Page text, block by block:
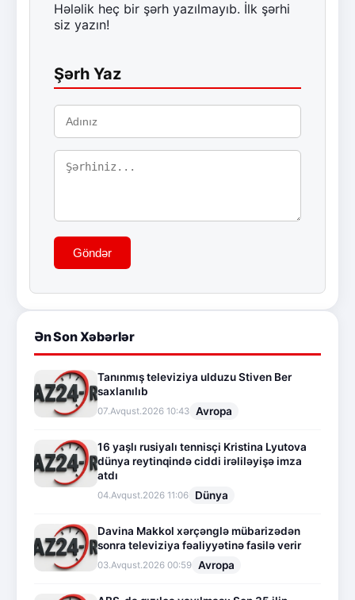
Hələlik heç bir şərh yazılmayıb. İlk şərhi
siz yazın!
Şərh Yaz
Göndər
Ən Son Xəbərlər
Tanınmış televiziya ulduzu Stiven Ber
saxlanılıb
07.Avqust.2026 10:43 Avropa
16 yaşlı rusiyalı tennisçi Kristina Lyutova
dünya reytinqində ciddi irəliləyişə imza
atdı
04.Avqust.2026 11:06 Dünya
Davina Makkol xərçənglə mübarizədən
sonra televiziya fəaliyyətinə fasilə verir
03.Avqust.2026 00:59 Avropa